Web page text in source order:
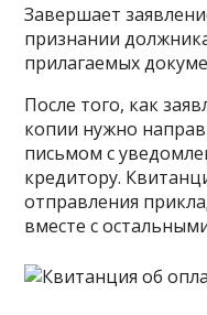
Завершает
признании
прилагаемых
После того, как
копии нужно
письмом с
кредитору.
отправления
вместе с